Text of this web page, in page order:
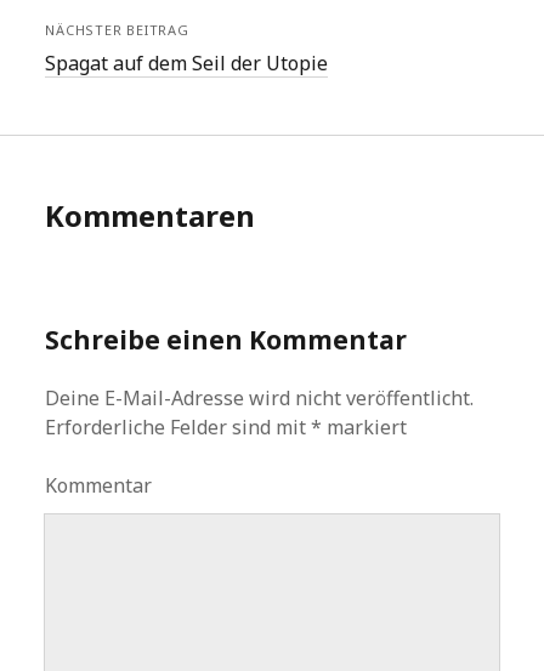
NÄCHSTER BEITRAG
Spagat auf dem Seil der Utopie
Kommentaren
Schreibe einen Kommentar
Deine E-Mail-Adresse wird nicht veröffentlicht.
Erforderliche Felder sind mit* markiert
Kommentar